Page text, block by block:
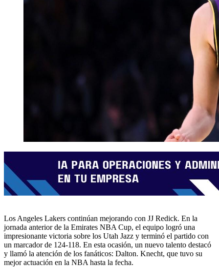
Los Angeles Lakers continúan mejorando con JJ Redick. En la
jornada anterior de la Emirates NBA Cup, el equipo logró una
impresionante victoria sobre los Utah Jazz y terminó el partido con
un marcador de 124-118. En esta ocasión, un nuevo talento destacó
y llamó la atención de los fanáticos: Dalton. Knecht, que tuvo su
mejor actuación en la NBA hasta la fecha.